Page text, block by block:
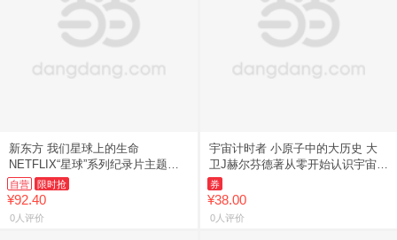
新东方 我们星球上的生命
NETFLIX“星球”系列纪录片主题图
书科普读物
自营 限时抢
¥92.40
0人评价
宇宙计时者 小原子中的大历史 大
卫J赫尔芬德著从零开始认识宇宙时
钟 破解真假艺术品与冰川木乃伊等
历史疑案《给忙碌者的天体
券
¥38.00
0人评价